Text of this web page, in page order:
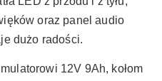
oraz panel audio
dużo radości.
12V 9Ah, kołom